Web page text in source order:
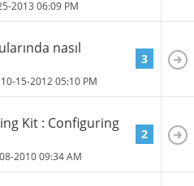
2013 06:09 PM
nasıl
15-201205:10 PM
3
Kit : Configuring
201009:34 AM
2